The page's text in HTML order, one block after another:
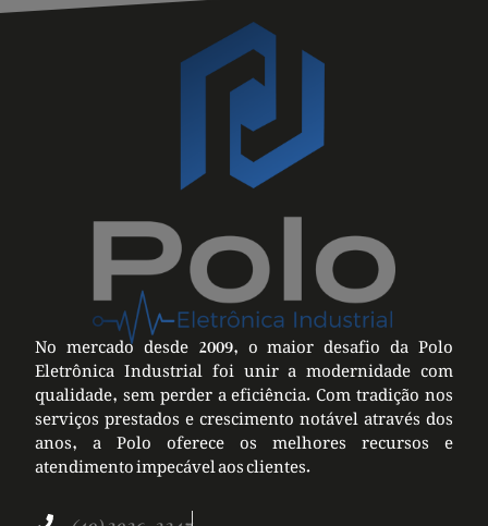
No mercado desde 2009, o maior desafio da Polo
Eletrônica Industrial foi unir a modernidade com
qualidade, sem perder a eficiência. Com tradição nos
serviços prestados e crescimento notável através dos
anos, a Polo oferece os melhores recursos e
atendimento impecável aos clientes.